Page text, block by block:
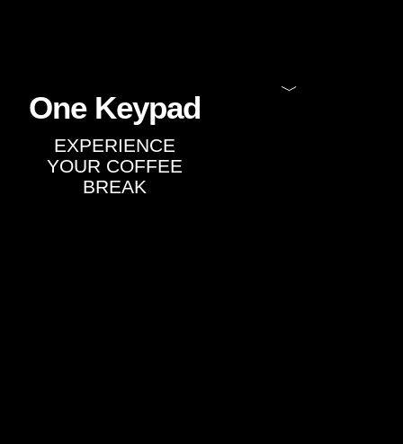
One Keypad
EXPERIENCE
YOUR COFFEE
BREAK